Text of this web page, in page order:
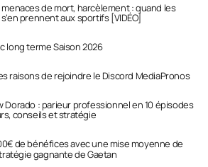
de mort, harcèlement : quand les
prennent aux sportifs [VIDÉO]
long terme Saison 2026
raisons de rejoindre le Discord MediaPronos
Dorado : parieur professionnel en 10 épisodes
conseils et stratégie
de bénéfices avec une mise moyenne de
gagnante de Gaetan